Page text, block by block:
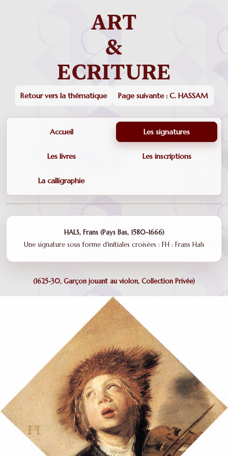
Retour vers la thématique Page suivante : C. HASSAM
Accueil Les signatures
Les livres Les inscriptions
La calligraphie
HALS, Frans (Pays Bas, 1580-1666)
Une signature sous forme d'initiales croisées : FH : Frans Hals
(1625-30, Garçon jouant au violon, Collection Privée)